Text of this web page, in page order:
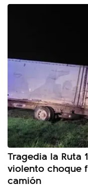
Tragedia la Ruta
violento choque
camión